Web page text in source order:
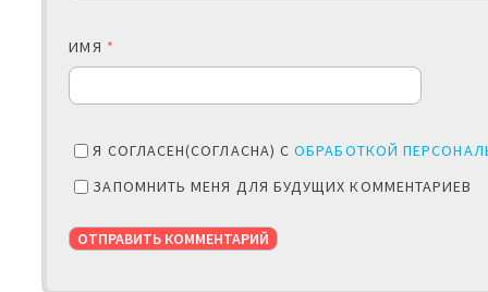
ИМЯ *
Я СОГЛАСЕН(СОГЛАСНА) СОБРАБОТКОЙ
ЗАПОМНИТЬ МЕНЯ ДЛЯ БУДУЩИХ КОММЕНТАРИЕВ